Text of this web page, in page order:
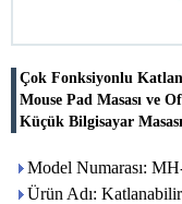
Çok Fonksiyonlu
Mouse Pad Masası ve
Küçük Bilgisayar
Model Numarası:
Ürün Adı: